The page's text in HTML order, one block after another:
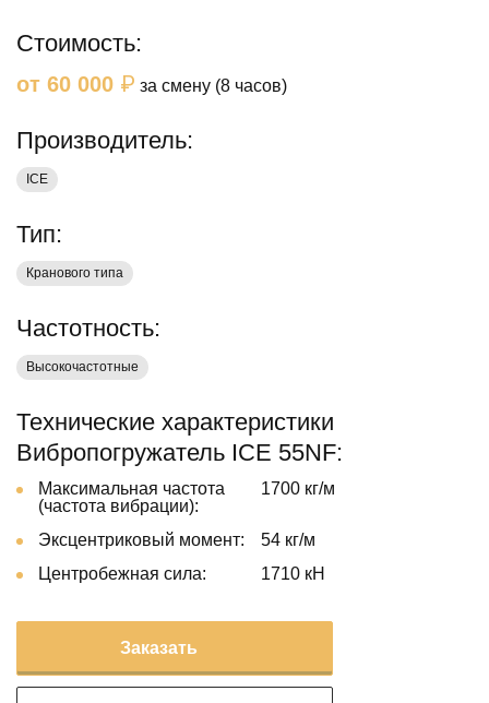
Стоимость:
от 60 000 ₽ за смену (8 часов)
Производитель:
ICE
Тип:
Кранового типа
Частотность:
Высокочастотные
Технические характеристики
Вибропогружатель ICE 55NF:
Максимальная частота
(частота вибрации):
1700 кг/м
Эксцентриковый момент:
54 кг/м
Центробежная сила:
1710 кН
Заказать